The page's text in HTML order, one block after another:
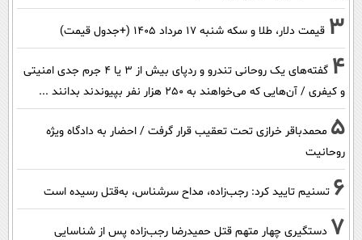
3 قیمت دلار، طلا و سکه شنبه ۱۷ مرداد ۱۴۰۵ (+جدول قیمت)
4
گفته‌های یک روحانی تندرو و ردپای بیش از ۳ یا ۴ جرم جدی امنیتی
و کیفری / آن‌هایی که می‌خواهند به ۲۵۰ هزار نفر بپیوندند بدانند ...
5 محمدباقر خرازی تحت تعقیب قرار گرفت / احضار به دادگاه ویژه
روحانیت
6 تسنیم تایید کرد: رجب‌زاده، مداح سرشناس، به‌قتل رسیده است
7 دستگیری چهار متهم قتل حمیدرضا رجب‌زاده پس از شناسایی